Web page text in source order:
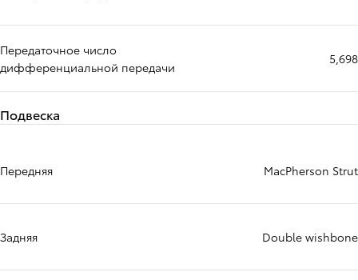
Передаточное число
дифференциальной передачи
5,698
Подвеска
Передняя MacPherson Strut
Задняя Double wishbone